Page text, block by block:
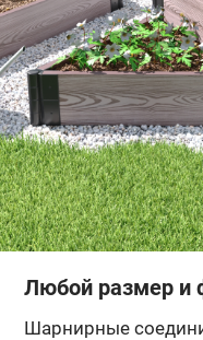
Любой размер и
Шарнирные